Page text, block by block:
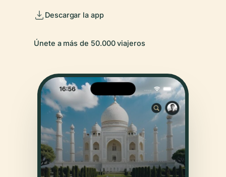
Descargar la app
Únete a más de 50.000 viajeros